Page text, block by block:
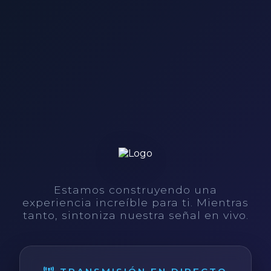
Estamos construyendo una
experiencia increíble para ti. Mientras
tanto, sintoniza nuestra señal en vivo.